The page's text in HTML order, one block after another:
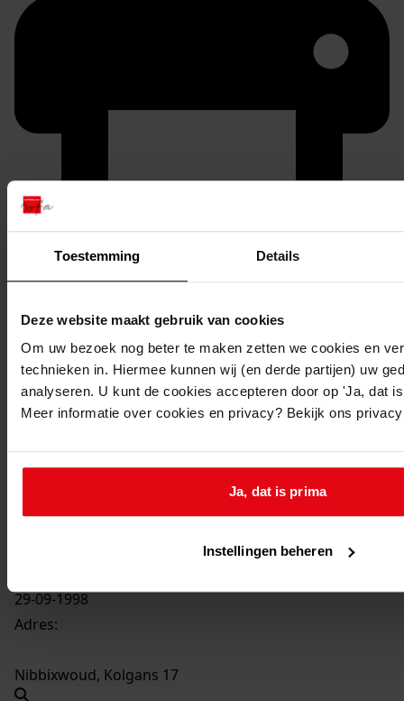
Toestemming Details
Deze website maakt gebruik van cookies
Om uw bezoek nog beter te maken zetten we cookies en
technieken in. Hiermee kunnen wij (en derde partijen) uw
analyseren. U kunt de cookies accepteren door op 'Ja, dat
Meer informatie over cookies en privacy? Bekijk ons
Ja, dat is prima
Instellingen beheren
duurzaam webadres
Inventaris
Inv.nr. 3001-3100
3052Het plaatsen van een dakkapel, 1998
Datering:
Beschrijving:
Het plaatsen van een dakkapel
29-09-1998
Adres:
Nibbixwoud, Kolgans 17